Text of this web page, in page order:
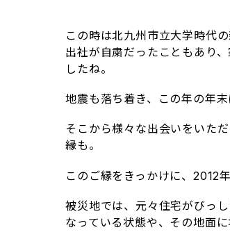
この時は北九州市立大学時代
出社が自粛だったこともあり
したね。
地震も落ち着き、この年の年末
そこから様々な出会いをいた
縁も。
このご縁をきっかけに、2012
被災地では、元々住宅がびっ
なっている状態や、その地面